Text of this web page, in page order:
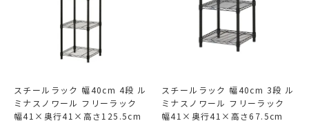
スチールラック 幅40cm 4段 ル
ミナスノワール フリーラック
幅41×奥行41×高さ125.5cm
スチールラック 幅40cm 3段 ル
ミナスノワール フリーラック
幅41×奥行41×高さ67.5cm